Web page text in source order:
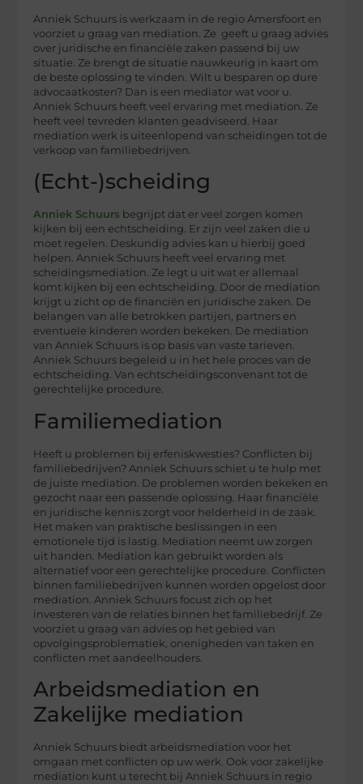
Anniek Schuurs is werkzaam in de regio Amersfoort en
voorziet u graag van mediation. Ze geeft u graag advies
over juridische en financiële zaken passend bij uw
situatie. Ze brengt de situatie nauwkeurig in kaart om
de beste oplossing te vinden. Wilt u besparen op dure
advocaatkosten? Dan is een mediator wat voor u.
Anniek Schuurs heeft veel ervaring met mediation. Ze
heeft veel tevreden klanten geadviseerd. Haar
mediation werk is uiteenlopend van scheidingen tot de
verkoop van familiebedrijven.
(Echt-)scheiding
Anniek Schuurs begrijpt dat er veel zorgen komen
kijken bij een echtscheiding. Er zijn veel zaken die u
moet regelen. Deskundig advies kan u hierbij goed
helpen. Anniek Schuurs heeft veel ervaring met
scheidingsmediation. Ze legt u uit wat er allemaal
komt kijken bij een echtscheiding. Door de mediation
krijgt u zicht op de financiën en juridische zaken. De
belangen van alle betrokken partijen, partners en
eventuele kinderen worden bekeken. De mediation
van Anniek Schuurs is op basis van vaste tarieven.
Anniek Schuurs begeleid u in het hele proces van de
echtscheiding. Van echtscheidingsconvenant tot de
gerechtelijke procedure.
Familiemediation
Heeft u problemen bij erfeniskwesties? Conflicten bij
familiebedrijven? Anniek Schuurs schiet u te hulp met
de juiste mediation. De problemen worden bekeken en
gezocht naar een passende oplossing. Haar financiële
en juridische kennis zorgt voor helderheid in de zaak.
Het maken van praktische beslissingen in een
emotionele tijd is lastig. Mediation neemt uw zorgen
uit handen. Mediation kan gebruikt worden als
alternatief voor een gerechtelijke procedure. Conflicten
binnen familiebedrijven kunnen worden opgelost door
mediation. Anniek Schuurs focust zich op het
investeren van de relaties binnen het familiebedrijf. Ze
voorziet u graag van advies op het gebied van
opvolgingsproblematiek, onenigheden van taken en
conflicten met aandeelhouders.
Arbeidsmediation en
Zakelijke mediation
Anniek Schuurs biedt arbeidsmediation voor het
omgaan met conflicten op uw werk. Ook voor zakelijke
mediation kunt u terecht bij Anniek Schuurs in regio